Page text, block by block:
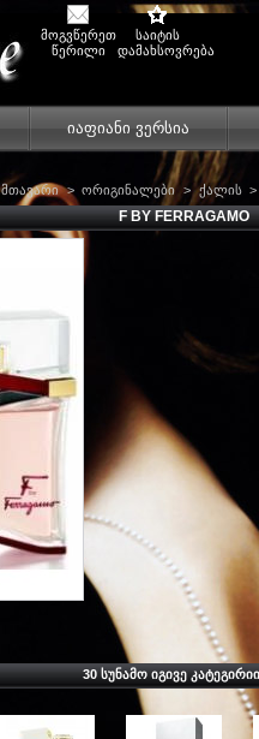
მოგვწერეთ
წერილი
საიტის
დამახსოვრება
იაფიანი ვერსია
მთავარი > ორიგინალები > ქალის >
F BY FERRAGAMO
30 ᲡᲣᲜᲐᲛᲝ ᲘᲒᲘᲕᲔ